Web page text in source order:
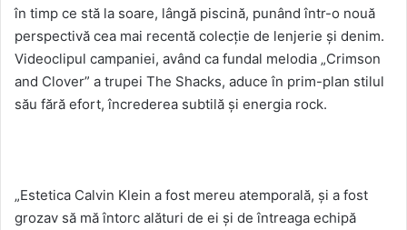
în timp ce stă la soare, lângă piscină, punând într-o nouă
perspectivă cea mai recentă colecție de lenjerie și denim.
Videoclipul campaniei, având ca fundal melodia „Crimson
and Clover” a trupei The Shacks, aduce în prim-plan stilul
său fără efort, încrederea subtilă și energia rock.
„Estetica Calvin Klein a fost mereu atemporală, și a fost
grozav să mă întorc alături de ei și de întreaga echipă